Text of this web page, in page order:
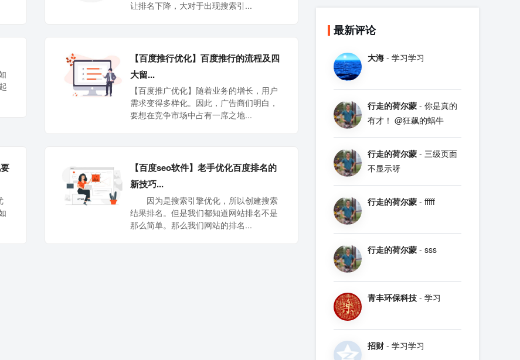
让排名下降，大对于出现搜索引...
【百度推行优化】百度推行的流程及四
大留...
【百度推广优化】随着业务的增长，用户
需求变得多样化。因此，广告商们明白，
要想在竞争市场中占有一席之地...
【百度seo软件】老手优化百度排名的
新技巧...
因为是搜索引擎优化，所以创建搜索
结果排名。但是我们都知道网站排名不是
那么简单。那么我们网站的排名...
最新评论
大海- 学习学习
行走的荷尔蒙- 你是真的
有才！ @狂飙的蜗牛
行走的荷尔蒙- 三级页面
不显示呀
行走的荷尔蒙- fffff
行走的荷尔蒙- sss
青丰环保科技- 学习
招财- 学习学习